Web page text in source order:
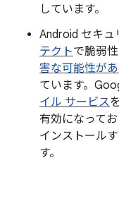
しています。
Android セキュ
テクトで脆弱
害な可能性が
ています。
イル サービス
有効になって
インストール
す。